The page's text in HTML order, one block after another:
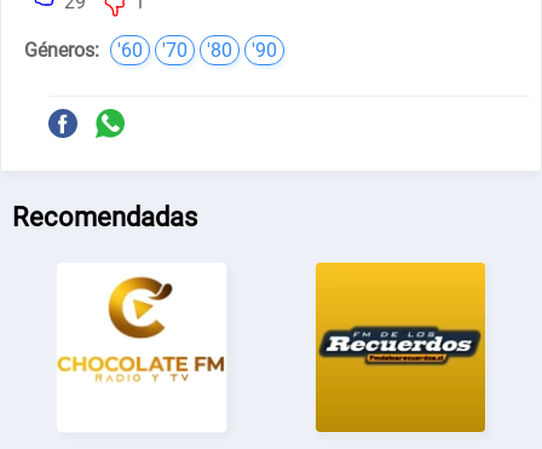
Géneros: '60 '70 '80 '90
Recomendadas